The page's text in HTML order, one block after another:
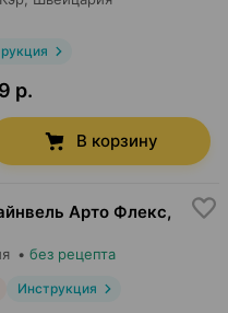
р.
В корзину
Арто Флекс,
• без рецепта
Инструкция